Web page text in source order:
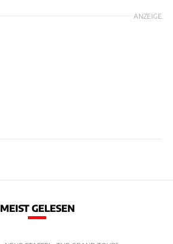
ANZEIGE
MEIST GELESEN